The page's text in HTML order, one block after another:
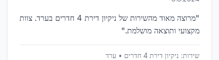
"
מרוצה מאוד מהשירות של ניקיון דירת 4 חדרים בערד. צוות
מקצועי ותוצאה מושלמת."
שירות: ניקיון דירת 4 חדרים • ערד